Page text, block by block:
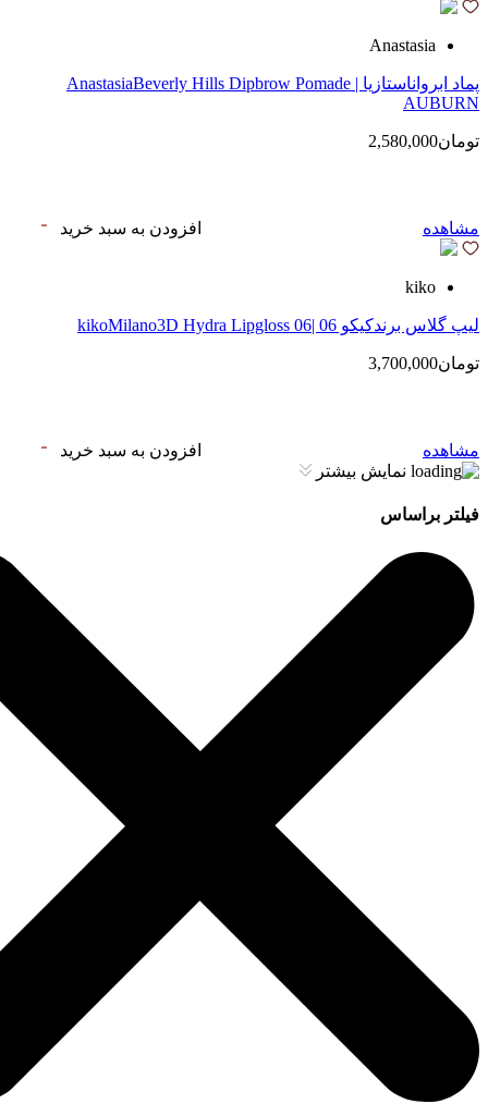
Anastasia
پماد ابرواناستازیا | AnastasiaBeverly Hills Dipbrow Pomade
AUBURN
تومان2,580,000
مشاهده افزودن به سبد خرید
kiko
لیپ گلاس‌ برندکیکو 06 |kikoMilano3D Hydra Lipgloss 06
تومان3,700,000
مشاهده
افزودن به سبد خرید
نمایش بیشتر
فیلتر براساس